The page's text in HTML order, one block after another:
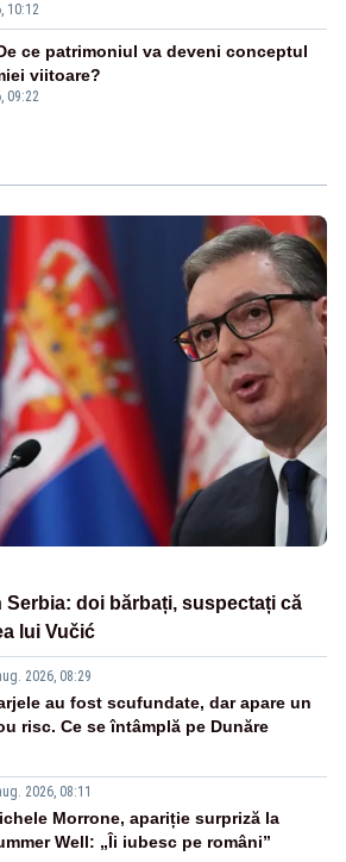
10:12
09:22
ce patrimoniul va deveni conceptul
viitoare?
doi bărbați, suspectați că
lui Vučić
2026, 08:29
au fost scufundate, dar apare un
risc. Ce se întâmplă pe Dunăre
2026, 08:11
Morrone, apariție surpriză la
Well: „Îi iubesc pe români”